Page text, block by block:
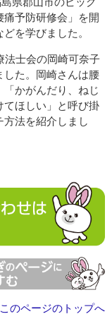
予防研修会」を開
を学びました。
法士会の岡崎可奈子
した。岡崎さんは腰
かがんだり、ねじ
てほしい」と呼び掛
法を紹介しまし
のページのトップへ